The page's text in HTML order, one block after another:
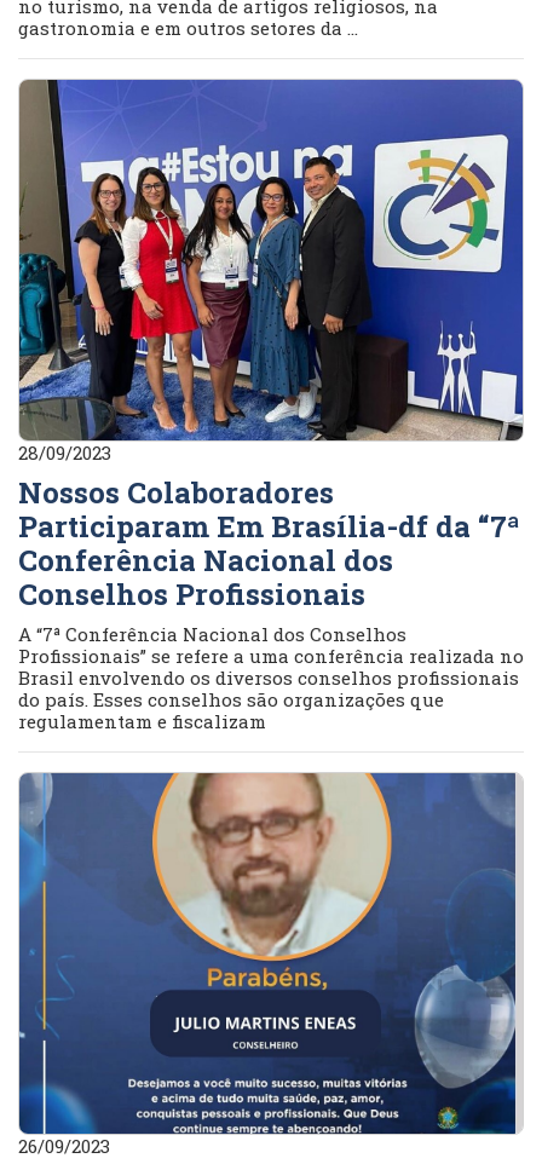
no turismo, na venda de artigos religiosos, na
gastronomia e em outros setores da ...
28/09/2023
Nossos Colaboradores
Participaram Em Brasília-df da “7ª
Conferência Nacional dos
Conselhos Profissionais
A “7ª Conferência Nacional dos Conselhos
Profissionais” se refere a uma conferência realizada no
Brasil envolvendo os diversos conselhos profissionais
do país. Esses conselhos são organizações que
regulamentam e fiscalizam
26/09/2023